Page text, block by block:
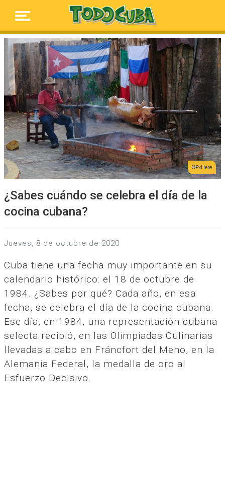
PxHere
¿Sabes cuándo se celebra el día de la
cocina cubana?
jueves, 8 de octubre de 2020
Cuba tiene una fecha muy importante en su
calendario histórico: el 18 de octubre de
1984. ¿Sabes por qué? Cada año, en esa
fecha, se celebra el día de la cocina cubana.
Ese día, en 1984, una representación cubana
selecta recibió, en las Olimpiadas Culinarias
llevadas a cabo en Fráncfort del Meno, en la
Alemania Federal, la medalla de oro al
Esfuerzo Decisivo.